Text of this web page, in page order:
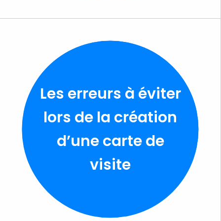
Les erreurs à éviter
lors de la création
d’une carte de
visite